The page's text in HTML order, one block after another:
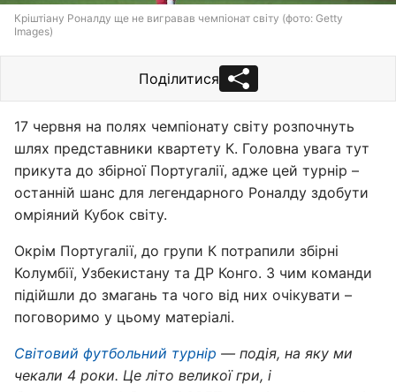
Кріштіану Роналду ще не вигравав чемпіонат світу (фото: Getty
Images)
Поділитися
17 червня на полях чемпіонату світу розпочнуть
шлях представники квартету К. Головна увага тут
прикута до збірної Португалії, адже цей турнір –
останній шанс для легендарного Роналду здобути
омріяний Кубок світу.
Окрім Португалії, до групи К потрапили збірні
Колумбії, Узбекистану та ДР Конго. З чим команди
підійшли до змагань та чого від них очікувати –
поговоримо у цьому матеріалі.
Світовий футбольний турнір — подія, на яку ми
чекали 4 роки. Це літо великої гри, і